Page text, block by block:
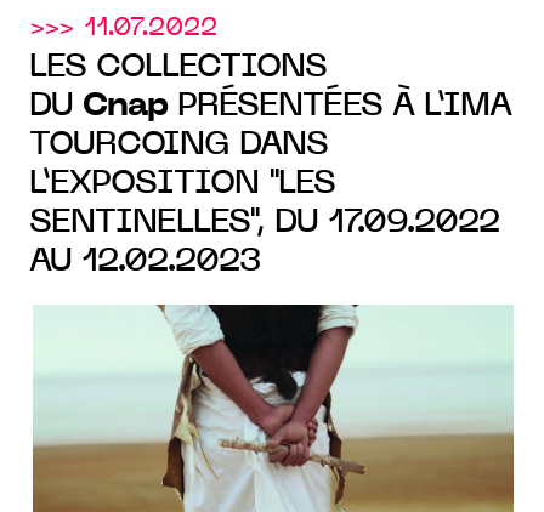
>>> 11.07.2022
LES COLLECTIONS
DU CnapPRÉSENTÉES À L’IMA
TOURCOING DANS
L’EXPOSITION "LES
SENTINELLES", DU 17.09.2022
AU 12.02.2023